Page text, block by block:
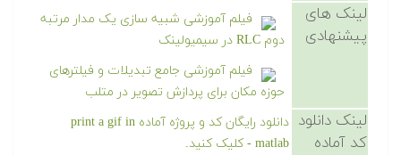
لینک های
پیشنهادی
فیلم آموزشی شبیه سازی یک مدار مرتبه
دوم RLC در سیمیولینک
فیلم آموزشی جامع تبدیلات و فیلترهای
حوزه مکان برای پردازش تصویر در متلب
لینک دانلود
کد آماده
دانلود رایگان کد و پروژه آماده print a gif in
matlab - کلیک کنید.